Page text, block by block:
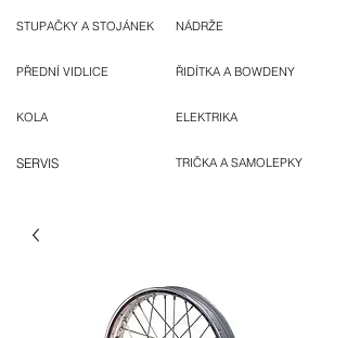
STUPAČKY A STOJÁNEK
PŘEDNÍ VIDLICE
KOLA
SERVIS
NÁDRŽE
ŘIDÍTKA A BOWDENY
ELEKTRIKA
TRIČKA A SAMOLEPKY